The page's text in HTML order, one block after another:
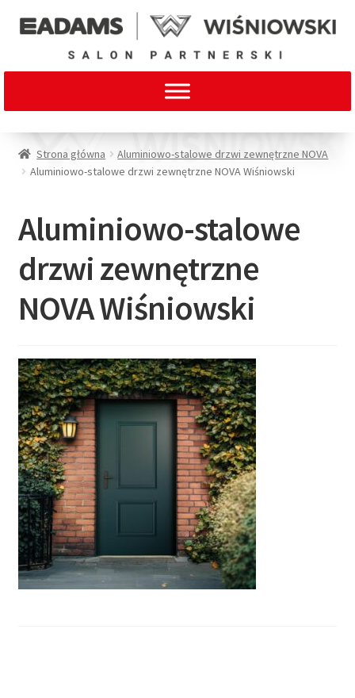
Strona główna
Aluminiowo-stalowe drzwi zewnętrzne NOVA
Aluminiowo-stalowe drzwi zewnętrzne NOVA Wiśniowski
Aluminiowo-stalowe
drzwi zewnętrzne
NOVA Wiśniowski